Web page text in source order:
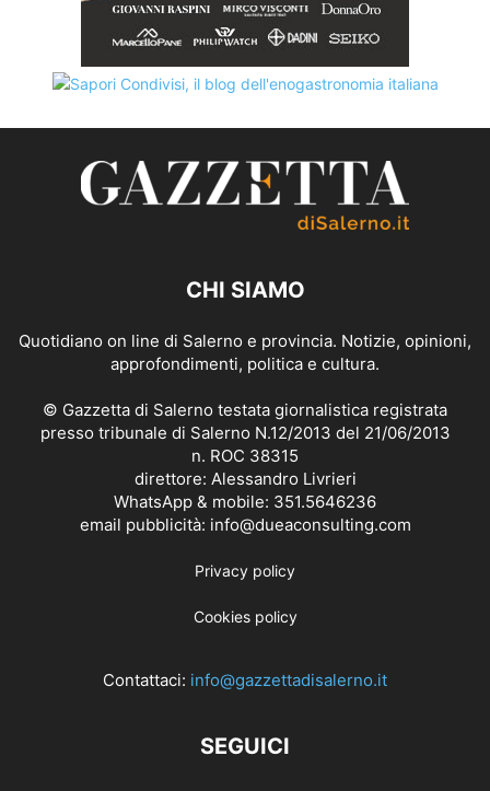
CHI SIAMO
Quotidiano on line di Salerno e provincia. Notizie, opinioni,
approfondimenti, politica e cultura.
© Gazzetta di Salerno testata giornalistica registrata
presso tribunale di Salerno N.12/2013 del 21/06/2013
n. ROC 38315
direttore: Alessandro Livrieri
WhatsApp & mobile: 351.5646236
email pubblicità: info@dueaconsulting.com
Privacy policy
Cookies policy
Contattaci: info@gazzettadisalerno.it
SEGUICI